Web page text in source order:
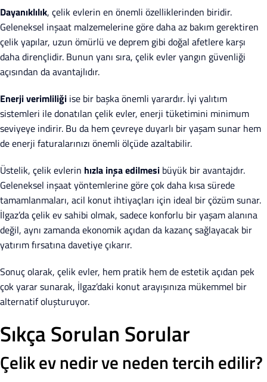
Dayanıklılık, çelik evlerin en önemli özelliklerinden biridir.
Geleneksel inşaat malzemelerine göre daha az bakım gerektiren
çelik yapılar, uzun ömürlü ve deprem gibi doğal afetlere karşı
daha dirençlidir. Bunun yanı sıra, çelik evler yangın güvenliği
açısından da avantajlıdır.
Enerji verimliliği ise bir başka önemli yarardır. İyi yalıtım
sistemleri ile donatılan çelik evler, enerji tüketimini minimum
seviyeye indirir. Bu da hem çevreye duyarlı bir yaşam sunar hem
de enerji faturalarınızı önemli ölçüde azaltabilir.
Üstelik, çelik evlerin hızla inşa edilmesi büyük bir avantajdır.
Geleneksel inşaat yöntemlerine göre çok daha kısa sürede
tamamlanmaları, acil konut ihtiyaçları için ideal bir çözüm sunar.
İlgaz’da çelik ev sahibi olmak, sadece konforlu bir yaşam alanına
değil, aynı zamanda ekonomik açıdan da kazanç sağlayacak bir
yatırım fırsatına davetiye çıkarır.
Sonuç olarak, çelik evler, hem pratik hem de estetik açıdan pek
çok yarar sunarak, İlgaz’daki konut arayışınıza mükemmel bir
alternatif oluşturuyor.
Sıkça Sorulan Sorular
Çelik ev nedir ve neden tercih edilir?